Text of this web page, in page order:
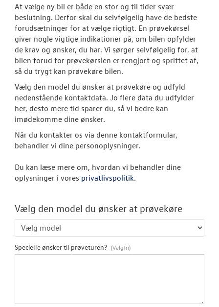
Finansiering
Elektrisk
Modeller
Aktuelle
ID. Polo
ID.3 Neo
ID.5
T-Roc
At vælge ny bil er både en stor og til tider svær
beslutning. Derfor skal du selvfølgelig have de bedste
forudsætninger for at vælge rigtigt. En prøvekørsel
giver nogle vigtige indikationer på, om bilen opfylder
de krav og ønsker, du har. Vi sørger selvfølgelig for, at
bilen forud for prøvekørslen er rengjort og sprittet af,
så du trygt kan prøvekøre bilen.
Vælg den model du ønsker at prøvekøre og udfyld
nedenstående kontaktdata. Jo flere data du udfylder
her, desto mere tid sparer du, så vi bedre kan
imødekomme dine ønsker.
Når du kontakter os via denne kontaktformular,
behandler vi dine personoplysninger.
Du kan læse mere om, hvordan vi behandler dine
oplysninger i vores privatlivspolitik.
Vælg den model du ønsker at prøvekøre
Specielle ønsker til prøveturen?